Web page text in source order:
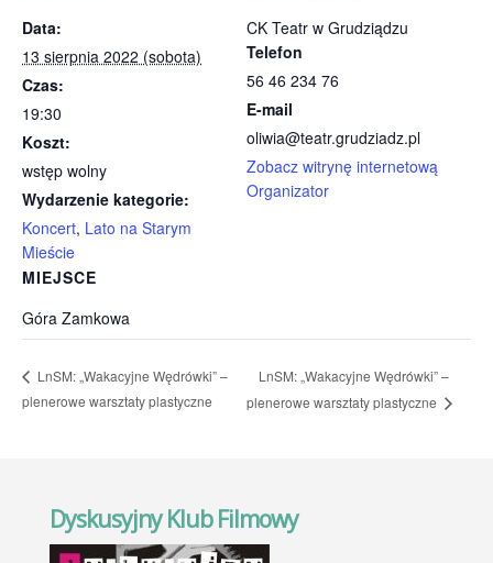
Data:
13 sierpnia 2022 (sobota)
Czas:
19:30
Koszt:
wstęp wolny
Wydarzenie kategorie:
Koncert, Lato na Starym
Mieście
MIEJSCE
Góra Zamkowa
CK Teatr w Grudziądzu
Telefon
56 46 234 76
E-mail
oliwia@teatr.grudziadz.pl
Zobacz witrynę internetową
Organizator
LnSM: „Wakacyjne Wędrówki” –
plenerowe warsztaty plastyczne
LnSM: „Wakacyjne Wędrówki” –
plenerowe warsztaty plastyczne
Dyskusyjny Klub Filmowy